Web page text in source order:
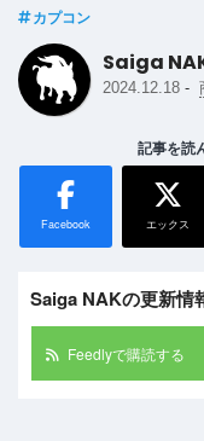
カプコン
Saiga
2024.12.18 -
記事を読
Facebook エックス
Saiga NAKの更新情
Feedlyで購読する